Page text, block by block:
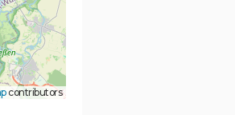
contributors